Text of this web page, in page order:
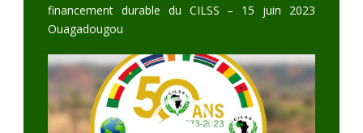
financement durable du CILSS – 15 juin 2023
Ouagadougou
Video
Player